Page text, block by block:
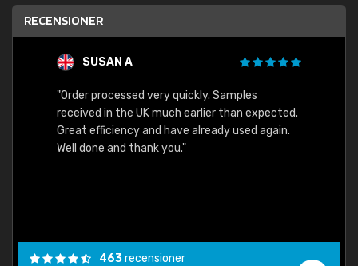
RECENSIONER
SUSAN A
"Order processed very quickly. Samples
received in the UK much earlier than expected.
Great efficiency and have already used again.
Well done and thank you."
463recensioner